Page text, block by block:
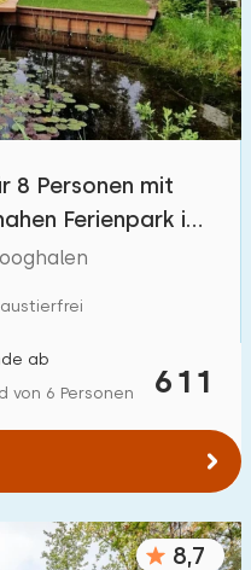
6
1
4
8 Personen mit
Ferienpark in
611
ab
von 6 Personen
8,7